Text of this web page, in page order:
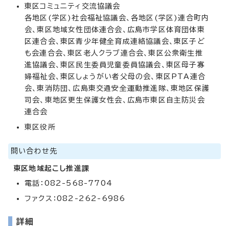
東区コミュニティ交流協議会
各地区(学区)社会福祉協議会、各地区(学区)連合町内
会、東区地域女性団体連合会、広島市学区体育団体東
区連合会、東区青少年健全育成連絡協議会、東区子ど
も会連合会、東区老人クラブ連合会、東区公衆衛生推
進協議会、東区民生委員児童委員協議会、東区母子寡
婦福祉会、東区しょうがい者父母の会、東区PTA連合
会、東消防団、広島東交通安全運動推進隊、東地区保護
司会、東地区更生保護女性会、広島市東区自主防災会
連合会
東区役所
問い合わせ先
東区地域起こし推進課
電話：082-568-7704
ファクス：082-262-6986
詳細